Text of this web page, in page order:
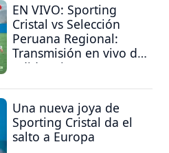
EN VIVO: Sporting
Cristal vs Selección
Peruana Regional:
Transmisión en vivo del
Adidas Lima Cup
Una nueva joya de
Sporting Cristal da el
salto a Europa